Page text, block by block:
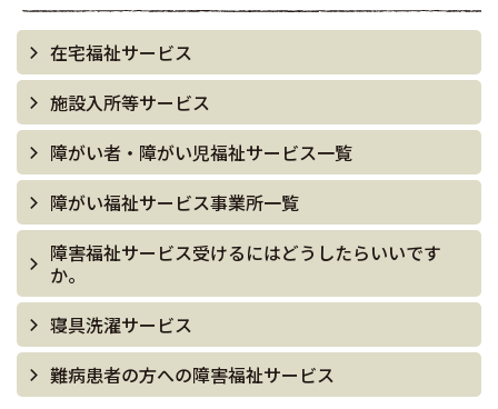
在宅福祉サービス
施設入所等サービス
障がい者・障がい児福祉サービス一覧
障がい福祉サービス事業所一覧
障害福祉サービス受けるにはどうしたらいいです
か。
寝具洗濯サービス
難病患者の方への障害福祉サービス